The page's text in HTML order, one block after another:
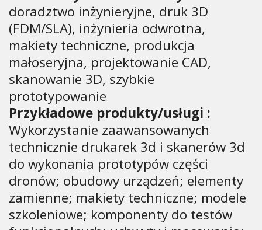
doradztwo inżynieryjne, druk 3D
(FDM/SLA), inżynieria odwrotna,
makiety techniczne, produkcja
małoseryjna, projektowanie CAD,
skanowanie 3D, szybkie
prototypowanie
Przykładowe produkty/usługi :
Wykorzystanie zaawansowanych
technicznie drukarek 3d i skanerów 3d
do wykonania prototypów części
dronów; obudowy urządzeń; elementy
zamienne; makiety techniczne; modele
szkoleniowe; komponenty do testów